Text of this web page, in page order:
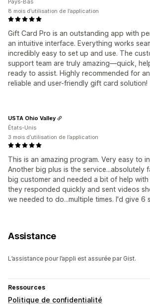
Gift Card Pro is an outstanding app with
an intuitive interface. Everything works
incredibly easy to set up and use. The
support team are truly amazing—quick,
ready to assist. Highly recommended for
reliable and user-friendly gift card solution!
Pays-Bas
8 mois d’utilisation de l’application
This is an amazing program. Very easy to
Another big plus is the service...absolutely
big customer and needed a bit of help
they responded quickly and sent videos
we needed to do...multiple times. I'd give 6
USTA Ohio Valley
États-Unis
3 mois d’utilisation de l’application
Assistance
L’assistance pour l’appli est assurée par Gist.
Ressources
Politique de confidentialité